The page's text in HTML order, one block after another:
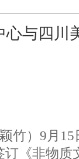
与四川
竹）9月
《非物质